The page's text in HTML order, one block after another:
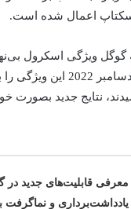
اعمال شده است.
2021 بود که گوگل ویژگی
چندماه بعد
نتایج جدید بصورت
معرفی قابلیت‌های جدید
یادداشت‌برداری و نماگرفت